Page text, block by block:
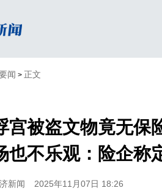
闻 > 正文
宫被盗文物竟无保
也不乐观：险企称
新闻 2025年11月07日 18:26